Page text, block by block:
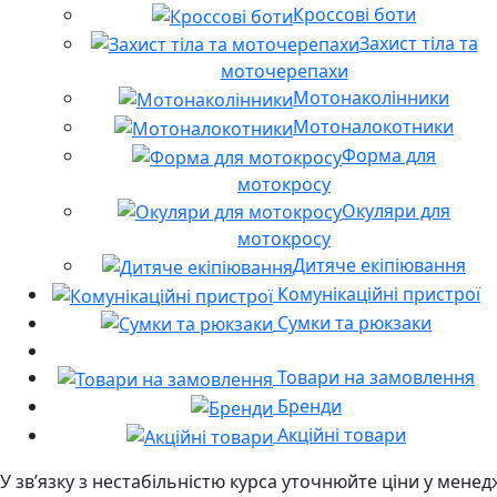
Кроссові боти
Захист тіла та
моточерепахи
Мотонаколінники
Мотоналокотники
Форма для
мотокросу
Окуляри для
мотокросу
Дитяче екіпіювання
Комунікаційні пристрої
Сумки та рюкзаки
Товари на замовлення
Бренди
Акційні товари
У звʼязку з нестабільністю курса уточнюйте ціни у